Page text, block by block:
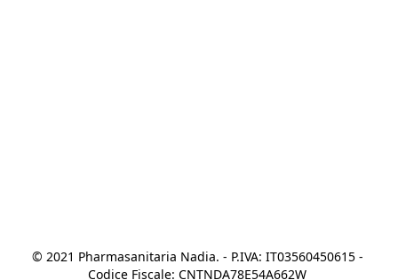
© 2021 Pharmasanitaria Nadia. - P.IVA: IT03560450615 -
Codice Fiscale: CNTNDA78E54A662W